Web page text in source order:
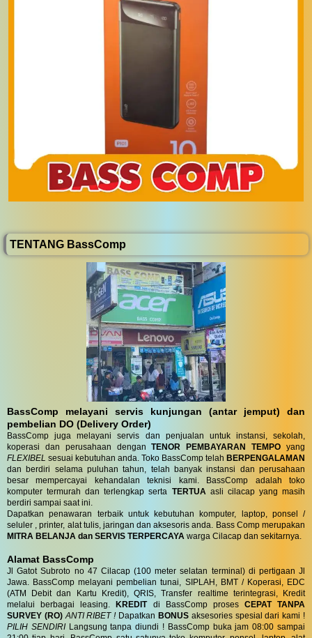
TENTANG BassComp
BassComp melayani servis kunjungan (antar jemput) dan
pembelian DO (Delivery Order)
BassComp juga melayani servis dan penjualan untuk instansi, sekolah,
koperasi dan perusahaan denganTENOR PEMBAYARAN TEMPO yang
FLEXIBEL sesuai kebutuhan anda. Toko BassComp telah BERPENGALAMAN
dan berdiri selama puluhan tahun, telah banyak instansi dan perusahaan
besar mempercayai kehandalan teknisi kami. BassComp adalah toko
komputer termurah dan terlengkap serta TERTUA asli cilacap yang masih
berdiri sampai saat ini.
Dapatkan penawaran terbaik untuk kebutuhan komputer, laptop, ponsel /
seluler , printer, alat tulis, jaringan dan aksesoris anda. Bass Comp merupakan
MITRA BELANJA dan SERVIS TERPERCAYA warga Cilacap dan sekitarnya.
Alamat BassComp
Jl Gatot Subroto no 47 Cilacap (100 meter selatan terminal) di pertigaan Jl
Jawa. BassComp melayani pembelian tunai, SIPLAH, BMT / Koperasi, EDC
(ATM Debit dan Kartu Kredit), QRIS, Transfer realtime terintegrasi, Kredit
melalui berbagai leasing.KREDITdi BassComp proses CEPAT TANPA
SURVEY (RO) ANTI RIBET !Dapatkan BONUSaksesories spesial dari kami !
PILIH SENDIRILangsung tanpa diundi ! BassComp buka jam 08:00 sampai